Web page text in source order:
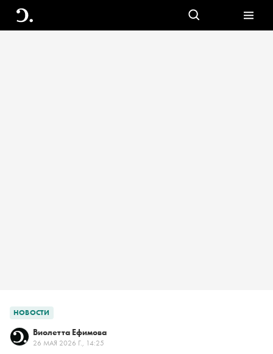
НОВОСТИ
Виолетта Ефимова
26 МАЯ 2026 Г., 14:25